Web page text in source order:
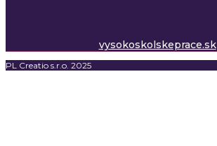
vysokoskolskeprace.sk
PL Creatio s.r.o. 2025